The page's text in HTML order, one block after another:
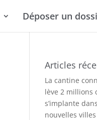
Déposer un
Articles
La cantine
lève 2 millions
s’implante
nouvelles villes